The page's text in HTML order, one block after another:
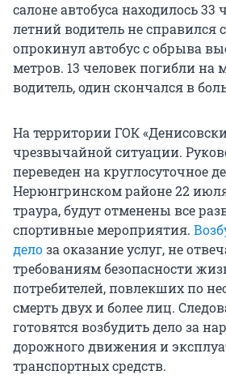
салоне автобуса находилось 33
летний водитель не справился
опрокинул автобус с обрыва
метров. 13 человек погибли на
водитель, один скончался в
На территории ГОК
чрезвычайной ситуации.
переведен на круглосуточное
Нерюнгринском районе 22
траура, будут отменены все
спортивные мероприятия.
делоза оказание услуг, не
требованиям безопасности
потребителей, повлекших по
смерть двух и более лиц.
готовятся возбудить дело за
дорожного движения и
транспортных средств.